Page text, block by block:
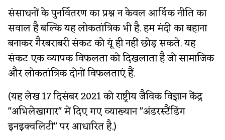
संसाधनों के पुनर्वितरण का प्रश्न न केवल आर्थिक नीति का
सवाल है बल्कि यह लोकतांत्रिक भी है. हम मंदी का बहाना
बनाकर गैरबराबरी संकट को यूं ही नहीं छोड़ सकते. यह
संकट एक व्यापक विफलता को दिखलाता है जो सामाजिक
और लोकतांत्रिक दोनों विफलताएं हैं.
(यह लेख 17 दिसंबर 2021 को राष्ट्रीय जैविक विज्ञान केंद्र
"अभिलेखागार" में दिए गए व्याख्यान "अंडरस्टैंडिंग
इनइक्वलिटी" पर आधारित है.)